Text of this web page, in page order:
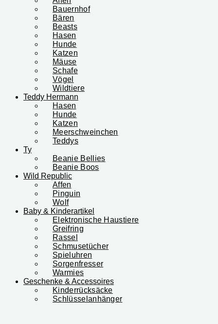
Bauernhof
Bären
Beasts
Hasen
Hunde
Katzen
Mäuse
Schafe
Vögel
Wildtiere
Teddy Hermann
Hasen
Hunde
Katzen
Meerschweinchen
Teddys
Ty
Beanie Bellies
Beanie Boos
Wild Republic
Affen
Pinguin
Wolf
Baby & Kinderartikel
Elektronische Haustiere
Greifring
Rassel
Schmusetücher
Spieluhren
Sorgenfresser
Warmies
Geschenke & Accessoires
Kinderrücksäcke
Schlüsselanhänger